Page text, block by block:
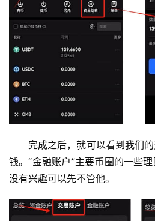
完成之后，就可以看到我们
钱。“金融账户”主要币圈的一些
没有兴趣可以先不管他。